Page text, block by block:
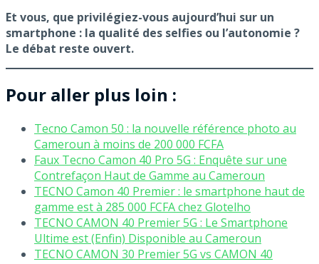
Et vous, que privilégiez-vous aujourd’hui sur un
smartphone : la qualité des selfies ou l’autonomie ?
Le débat reste ouvert.
Pour aller plus loin :
Tecno Camon 50 : la nouvelle référence photo au
Cameroun à moins de 200 000 FCFA
Faux Tecno Camon 40 Pro 5G : Enquête sur une
Contrefaçon Haut de Gamme au Cameroun
TECNO Camon 40 Premier : le smartphone haut de
gamme est à 285 000 FCFA chez Glotelho
TECNO CAMON 40 Premier 5G : Le Smartphone
Ultime est (Enfin) Disponible au Cameroun
TECNO CAMON 30 Premier 5G vs CAMON 40